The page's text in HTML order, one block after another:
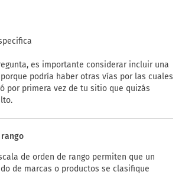
es importante considerar incluir una
podría haber otras vías por las cuales
por primera vez de tu sitio que quizás
rango
de orden de rango permiten que un
de marcas o productos se clasifique